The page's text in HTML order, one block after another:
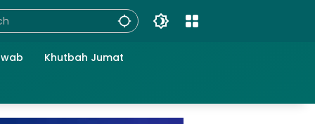
Khutbah Jumat